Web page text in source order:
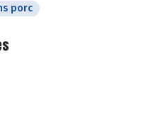
porc